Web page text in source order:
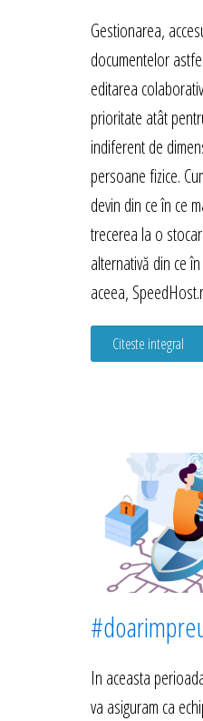
Gestionarea,
documentelor
editarea
prioritate atât
indiferent de
persoane fizice.
devin din ce în ce
trecerea la o
alternativă din ce
aceea,
Citeste integral
In aceasta
va asiguram ca